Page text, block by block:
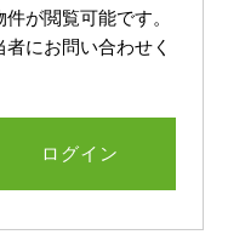
が閲覧可能です。
にお問い合わせく
ログイン